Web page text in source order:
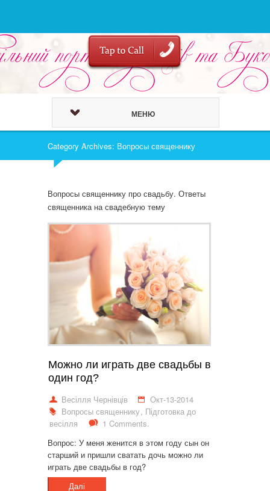
МЕНЮ
Category Archives: Вопросы священнику
Вопросы священнику про свадьбу. Ответы
священника на свадебную тему
Можно ли играть две свадьбы в
один год?
Весілля Чернівців
Окт-13-2014
Вопросы священнику, Підготовка до
весілля
1 Comments.
Вопрос: У меня женится в этом году сын он
старший и пришли сватать дочь можно ли
играть две свадьбы в год?
Далі